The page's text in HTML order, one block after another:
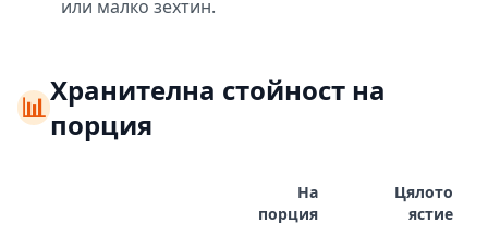
или малко зехтин.
📊Хранителна стойност на
порция
На
порция
Цялото
ястие